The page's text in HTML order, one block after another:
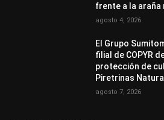
frente a la araña
agosto 4, 2026
El Grupo
filial de COPYR
protección de
Piretrinas
agosto 7, 2026